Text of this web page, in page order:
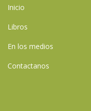
Inicio
Libros
En los medios
Contactanos